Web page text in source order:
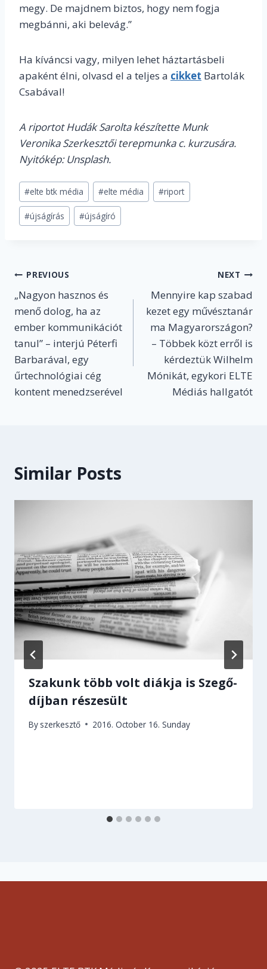
megy. De majdnem biztos, hogy nem fogja
megbánni, aki belevág.”
Ha kíváncsi vagy, milyen lehet háztartásbeli
apaként élni, olvasd el a teljes a cikket Bartolák
Csabával!
A riportot Hudák Sarolta készítette Munk
Veronika Szerkesztői terepmunka c. kurzusára.
Nyitókép: Unsplash.
Post
Tags:
#elte btk média #elte média #riport
#újságírás #újságíró
Post
navigation
PREVIOUS
„Nagyon hasznos és
menő dolog, ha az
ember kommunikációt
tanul” – interjú Péterfi
Barbarával, egy
űrtechnológiai cég
kontent menedzserével
NEXT
Mennyire kap szabad
kezet egy művésztanár
ma Magyarországon?
– Többek közt erről is
kérdeztük Wilhelm
Mónikát, egykori ELTE
Médiás hallgatót
Similar Posts
Szakunk több volt diákja is Szegő-
díjban részesült
By szerkesztő 2016. October 16. Sunday